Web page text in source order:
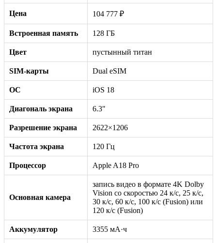
Цена 104 777 ₽
Встроенная память 128 ГБ
Цвет пустынный титан
SIM-карты Dual eSIM
ОС iOS 18
Диагональ экрана 6.3"
Разрешение экрана 2622×1206
Частота экрана 120 Гц
Процессор Apple A18 Pro
Основная камера
запись видео в формате 4K Dolby
Vision со скоростью 24 к/с, 25 к/с,
30 к/с, 60 к/с, 100 к/с (Fusion) или
120 к/с (Fusion)
Аккумулятор 3355 мА·ч